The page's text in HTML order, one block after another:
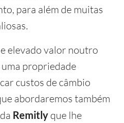
para além de muitas
elevado valor noutro
uma propriedade
custos de câmbio
abordaremos também
Remitly que lhe